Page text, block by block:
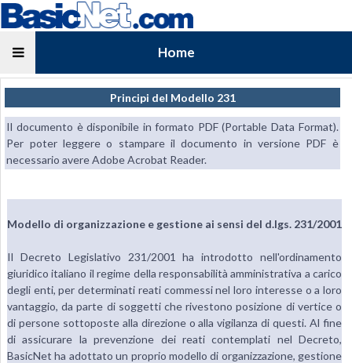
Home
Principi del Modello 231
Il documento è disponibile in formato PDF (Portable Data Format).
Per poter leggere o stampare il documento in versione PDF è
necessario avere Adobe Acrobat Reader.
Modello di organizzazione e gestione ai sensi del d.lgs. 231/2001
Il Decreto Legislativo 231/2001 ha introdotto nell'ordinamento
giuridico italiano il regime della responsabilità amministrativa a carico
degli enti, per determinati reati commessi nel loro interesse o a loro
vantaggio, da parte di soggetti che rivestono posizione di vertice o
di persone sottoposte alla direzione o alla vigilanza di questi. Al fine
di assicurare la prevenzione dei reati contemplati nel Decreto,
BasicNet ha adottato un proprio modello di organizzazione, gestione